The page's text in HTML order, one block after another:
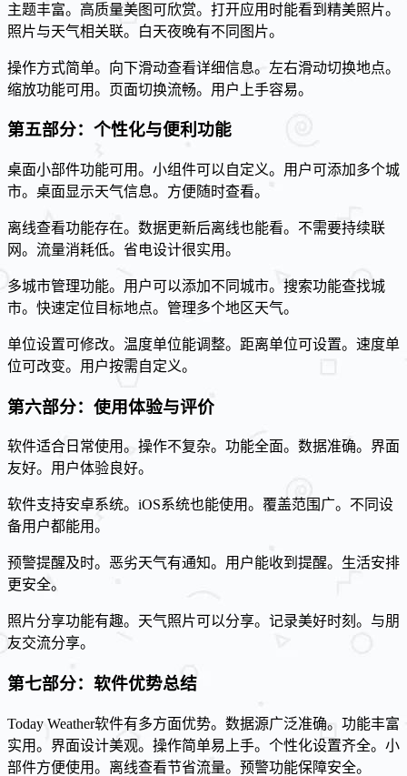
主题丰富。高质量美图可欣赏。打开应用时能看到精美照片。
照片与天气相关联。白天夜晚有不同图片。
操作方式简单。向下滑动查看详细信息。左右滑动切换地点。
缩放功能可用。页面切换流畅。用户上手容易。
第五部分：个性化与便利功能
桌面小部件功能可用。小组件可以自定义。用户可添加多个城
市。桌面显示天气信息。方便随时查看。
离线查看功能存在。数据更新后离线也能看。不需要持续联
网。流量消耗低。省电设计很实用。
多城市管理功能。用户可以添加不同城市。搜索功能查找城
市。快速定位目标地点。管理多个地区天气。
单位设置可修改。温度单位能调整。距离单位可设置。速度单
位可改变。用户按需自定义。
第六部分：使用体验与评价
软件适合日常使用。操作不复杂。功能全面。数据准确。界面
友好。用户体验良好。
软件支持安卓系统。iOS系统也能使用。覆盖范围广。不同设
备用户都能用。
预警提醒及时。恶劣天气有通知。用户能收到提醒。生活安排
更安全。
照片分享功能有趣。天气照片可以分享。记录美好时刻。与朋
友交流分享。
第七部分：软件优势总结
Today Weather软件有多方面优势。数据源广泛准确。功能丰富
实用。界面设计美观。操作简单易上手。个性化设置齐全。小
部件方便使用。离线查看节省流量。预警功能保障安全。